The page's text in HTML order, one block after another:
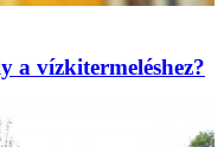
a vízkitermeléshez?